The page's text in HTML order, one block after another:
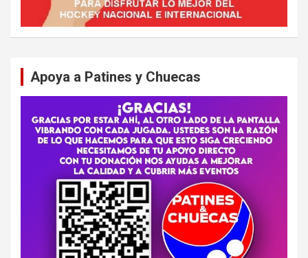
Apoya a Patines y Chuecas